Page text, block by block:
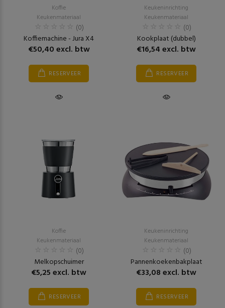
Koffie
Keukenmateriaal
(0)
Koffiemachine - Jura X4
€50,40 excl. btw
RESERVEER
Keukeninrichting
Keukenmateriaal
(0)
Kookplaat (dubbel)
€16,54 excl. btw
RESERVEER
Koffie
Keukenmateriaal
(0)
Melkopschuimer
€5,25 excl. btw
RESERVEER
Keukeninrichting
Keukenmateriaal
(0)
Pannenkoekenbakplaat
€33,08 excl. btw
RESERVEER